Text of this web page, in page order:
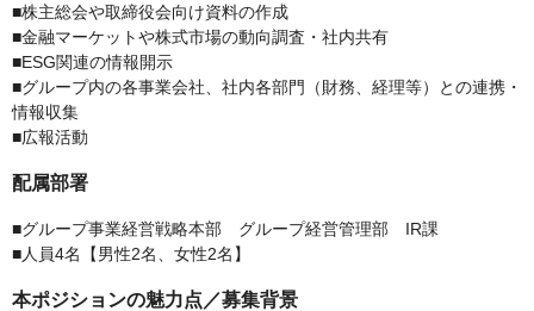
■株主総会や取締役会向け資料の作成
■金融マーケットや株式市場の動向調査・社内共有
■ESG関連の情報開示
■グループ内の各事業会社、社内各部門（財務、経理等）との連携・
情報収集
■広報活動
配属部署
■グループ事業経営戦略本部 グループ経営管理部 IR課
■人員4名【男性2名、女性2名】
本ポジションの魅力点／募集背景